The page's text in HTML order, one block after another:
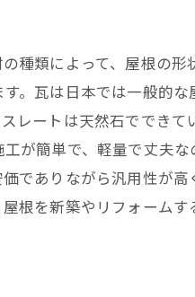
種類によって、屋根の
。瓦は日本では一般的
レートは天然石ででき
が簡単で、軽量で丈夫
でありながら汎用性が
根を新築やリフォーム